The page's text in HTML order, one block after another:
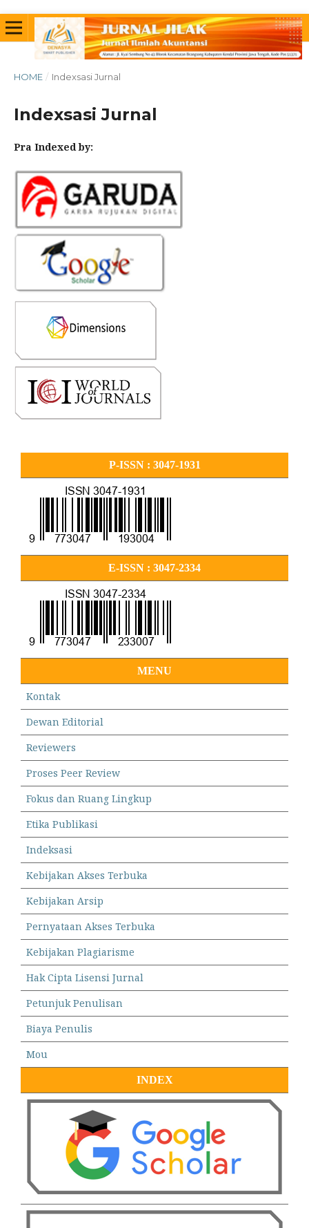
HOME / Indexsasi Jurnal
Indexsasi Jurnal
Pra Indexed by:
P-ISSN : 3047-1931
E-ISSN : 3047-2334
MENU
Kontak
Dewan Editorial
Reviewers
Proses Peer Review
Fokus dan Ruang Lingkup
Etika Publikasi
Indeksasi
Kebijakan Akses Terbuka
Kebijakan Arsip
Pernyataan Akses Terbuka
Kebijakan Plagiarisme
Hak Cipta Lisensi Jurnal
Petunjuk Penulisan
Biaya Penulis
Mou
INDEX